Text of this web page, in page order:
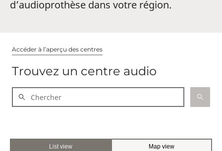
d’audioprothèse dans votre région.
Accéder à l’aperçu des centres
Trouvez un centre audio
List view Map view